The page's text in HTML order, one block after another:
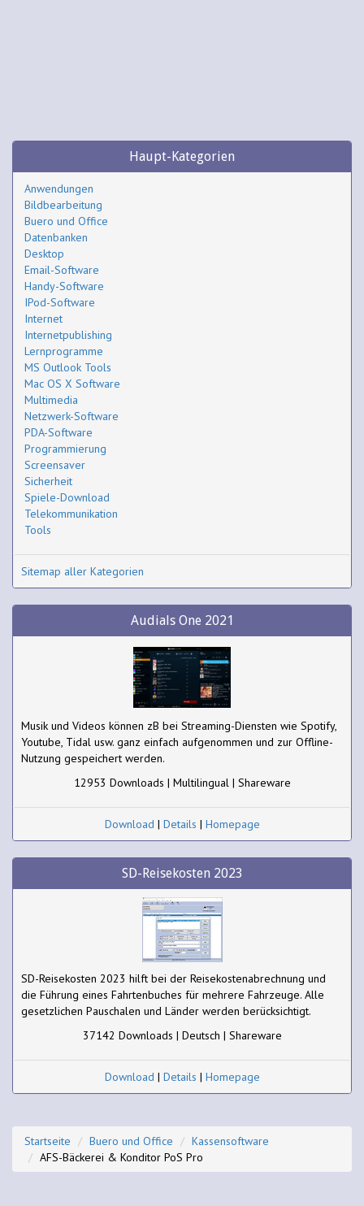
Haupt-Kategorien
Anwendungen
Bildbearbeitung
Buero und Office
Datenbanken
Desktop
Email-Software
Handy-Software
IPod-Software
Internet
Internetpublishing
Lernprogramme
MS Outlook Tools
Mac OS X Software
Multimedia
Netzwerk-Software
PDA-Software
Programmierung
Screensaver
Sicherheit
Spiele-Download
Telekommunikation
Tools
Sitemap aller Kategorien
Audials One 2021
Musik und Videos können zB bei Streaming-Diensten wie Spotify,
Youtube, Tidal usw. ganz einfach aufgenommen und zur Offline-
Nutzung gespeichert werden.
12953 Downloads | Multilingual | Shareware
Download | Details | Homepage
SD-Reisekosten 2023
SD-Reisekosten 2023 hilft bei der Reisekostenabrechnung und
die Führung eines Fahrtenbuches für mehrere Fahrzeuge. Alle
gesetzlichen Pauschalen und Länder werden berücksichtigt.
37142 Downloads | Deutsch | Shareware
Download | Details | Homepage
Startseite Buero und Office
Kassensoftware
AFS-Bäckerei & Konditor PoS Pro